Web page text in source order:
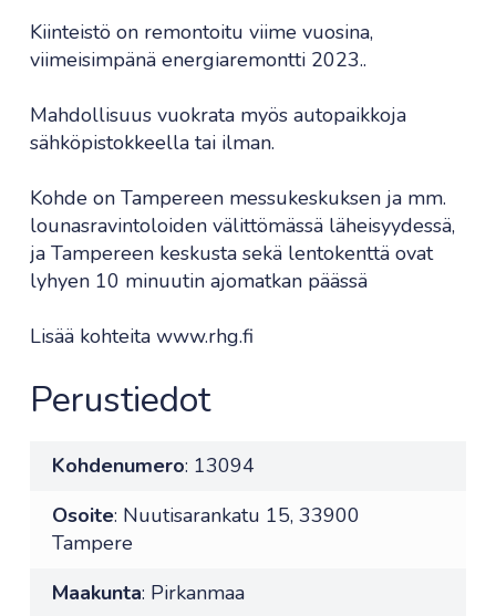
Kiinteistö on remontoitu viime vuosina,
viimeisimpänä energiaremontti 2023..
Mahdollisuus vuokrata myös autopaikkoja
sähköpistokkeella tai ilman.
Kohde on Tampereen messukeskuksen ja mm.
lounasravintoloiden välittömässä läheisyydessä,
ja Tampereen keskusta sekä lentokenttä ovat
lyhyen 10 minuutin ajomatkan päässä
Lisää kohteita www.rhg.fi
Perustiedot
Kohdenumero: 13094
Osoite: Nuutisarankatu 15, 33900
Tampere
Maakunta: Pirkanmaa